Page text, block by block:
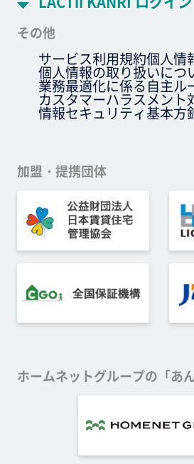
その他
サービス利用規約個人情
個人情報の取り扱いにつ
業務最適化に係る自主ル
カスタマーハラスメント
情報セキュリティ基本方
加盟・提携団体
ホームネットグループの「あ